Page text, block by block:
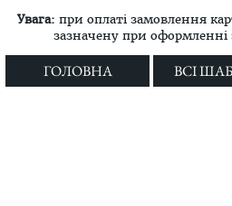
Увага: при оплаті замовлення
зазначену при оформленні
ГОЛОВНА ВСІ